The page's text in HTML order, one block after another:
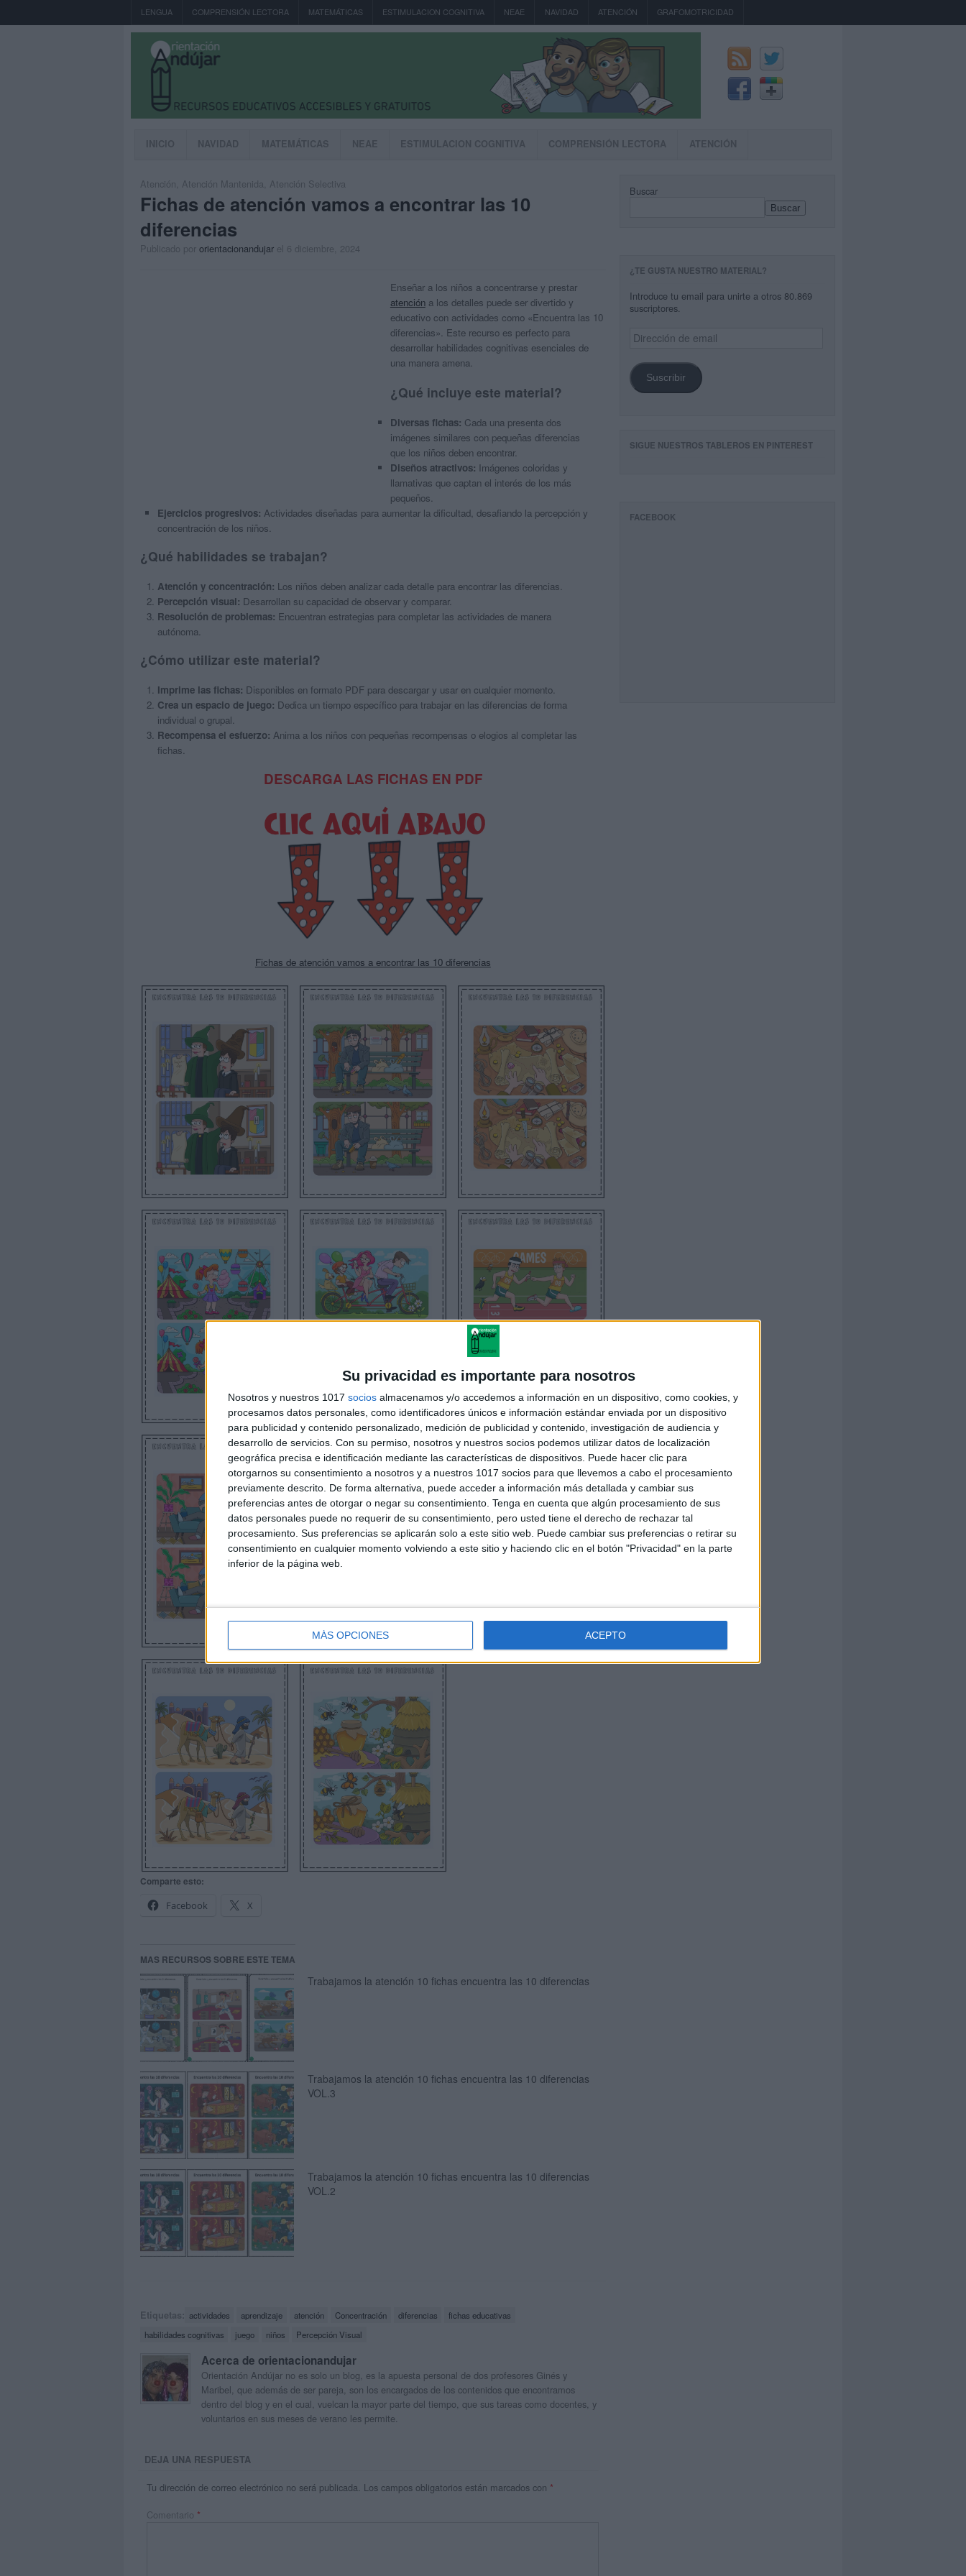
Su privacidad es importante para nosotros
Nosotros y nuestros 1017 socios almacenamos y/o accedemos a información en un dispositivo, como cookies, y
procesamos datos personales, como identificadores únicos e información estándar enviada por un dispositivo
para publicidad y contenido personalizado, medición de publicidad y contenido, investigación de audiencia y
desarrollo de servicios. Con su permiso, nosotros y nuestros socios podemos utilizar datos de localización
geográfica precisa e identificación mediante las características de dispositivos. Puede hacer clic para
otorgarnos su consentimiento a nosotros y a nuestros 1017 socios para que llevemos a cabo el procesamiento
previamente descrito. De forma alternativa, puede acceder a información más detallada y cambiar sus
preferencias antes de otorgar o negar su consentimiento. Tenga en cuenta que algún procesamiento de sus
datos personales puede no requerir de su consentimiento, pero usted tiene el derecho de rechazar tal
procesamiento. Sus preferencias se aplicarán solo a este sitio web. Puede cambiar sus preferencias o retirar su
consentimiento en cualquier momento volviendo a este sitio y haciendo clic en el botón "Privacidad" en la parte
inferior de la página web.
MÁS OPCIONES ACEPTO
LENGUA COMPRENSIÓN LECTORA MATEMÁTICAS ESTIMULACION COGNITIVA NEAE NAVIDAD ATENCIÓN GRAFOMOTRICIDAD
INICIO NAVIDAD MATEMÁTICAS NEAE ESTIMULACION COGNITIVA COMPRENSIÓN LECTORA ATENCIÓN
Atención Atención Mantenida Atención Selectiva
Fichas de atención vamos a encontrar las 10
diferencias
Publicado por orientacionandujar el 6 diciembre, 2024
Enseñar a los niños a concentrarse y prestar
atencióna los detalles puede ser divertido y
educativo con actividades como «Encuentra las 10
diferencias». Este recurso es perfecto para
desarrollar habilidades cognitivas esenciales de
una manera amena.
¿Qué incluye este material?
Diversas fichas: Cada una presenta dos
imágenes similares con pequeñas diferencias
que los niños deben encontrar.
Diseños atractivos: Imágenes coloridas y
llamativas que captan el interés de los más
pequeños.
Ejercicios progresivos: Actividades diseñadas para aumentar la dificultad, desafiando la percepción y
concentración de los niños.
¿Qué habilidades se trabajan?
Atención y concentración: Los niños deben analizar cada detalle para encontrar las diferencias.
Percepción visual: Desarrollan su capacidad de observar y comparar.
Resolución de problemas: Encuentran estrategias para completar las actividades de manera
autónoma.
¿Cómo utilizar este material?
Imprime las fichas: Disponibles en formato PDF para descargar y usar en cualquier momento.
Crea un espacio de juego: Dedica un tiempo específico para trabajar en las diferencias de forma
individual o grupal.
Recompensa el esfuerzo: Anima a los niños con pequeñas recompensas o elogios al completar las
fichas.
DESCARGA LAS FICHAS EN PDF
Fichas de atención vamos a encontrar las 10 diferencias
Comparte esto:
Facebook
X
MAS RECURSOS SOBRE ESTE TEMA
Trabajamos la atención 10 fichas encuentra las 10 diferencias
Trabajamos la atención 10 fichas encuentra las 10 diferencias
VOL.3
Trabajamos la atención 10 fichas encuentra las 10 diferencias
VOL.2
Etiquetas: actividades aprendizaje atención Concentración diferencias
fichas educativas
habilidades cognitivas
juego niños Percepción Visual
Acerca de orientacionandujar
Orientación Andújar no es solo un blog, es la apuesta personal de dos profesores Ginés y
Maribel, que además de ser pareja, son los encargados de los contenidos que encontramos
dentro del blog y en el cual, vuelcan la mayor parte del tiempo, que sus tareas como docentes, y
voluntarios en sus meses de verano les permite.
DEJA UNA RESPUESTA
Tu dirección de correo electrónico no será publicada. Los campos obligatorios están marcados con *
Comentario *
Buscar
Buscar
¿TE GUSTA NUESTRO MATERIAL?
Introduce tu email para unirte a otros 80.869
suscriptores.
Dirección
de
Suscribir
SIGUE NUESTROS TABLEROS EN PINTEREST
FACEBOOK